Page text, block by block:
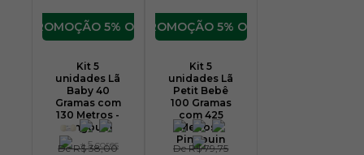
5% OFF
Kit 5
unidades Lã
Baby 40
Gramas com
130 Metros -
Pingouin
+ 5 cores
DeR$ 38,00
5% OFF
Kit 5
unidades Lã
Petit Bebê
100 Gramas
com 425
Metros -
Pingouin
DeR$ 79,75